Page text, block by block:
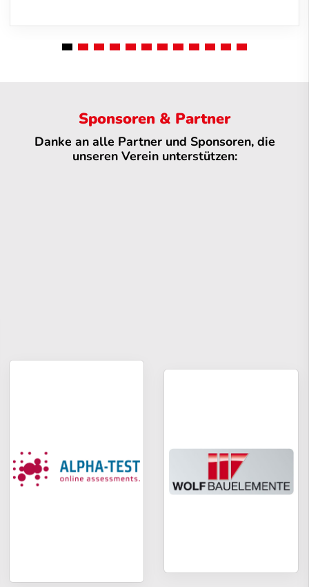
Sponsoren & Partner
Danke an alle Partner und Sponsoren, die
unseren Verein unterstützen: